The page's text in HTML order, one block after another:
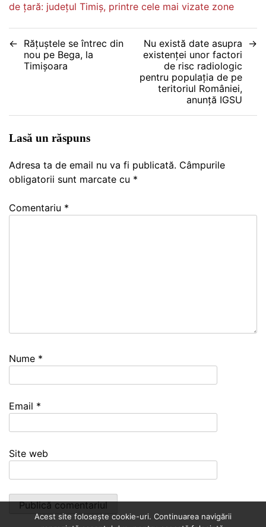
de țară: județul Timiș, printre cele mai vizate zone
Navigare
Rățuștele se întrec din
nou pe Bega, la
Timișoara
Nu există date asupra
existenţei unor factori
de risc radiologic
pentru populaţia de pe
teritoriul României,
anunță IGSU
Lasă un răspuns
Adresa ta de email nu va fi publicată. Câmpurile
obligatorii sunt marcate cu *
Comentariu *
Nume *
Email *
Site web
Acest site folosește cookie-uri. Continuarea navigării